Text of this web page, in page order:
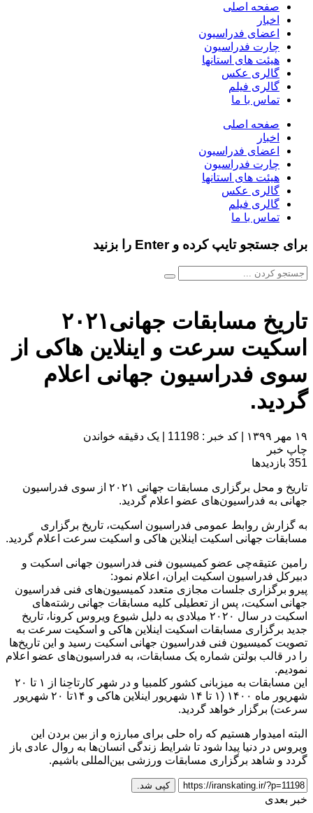
صفحه اصلی
اخبار
اعضای فدراسیون
چارت فدراسیون
هیئت های استانها
گالری عکس
گالری فیلم
تماس با ما
صفحه اصلی
اخبار
اعضای فدراسیون
چارت فدراسیون
هیئت های استانها
گالری عکس
گالری فیلم
تماس با ما
برای جستجو تایپ کرده و Enter را بزنید
تاریخ مسابقات جهانی۲۰۲۱
اسکیت سرعت و اینلاین هاکی از
سوی فدراسیون جهانی اعلام
گردید.
۱۹ مهر ۱۳۹۹ کد خبر : 11198
یک دقیقه خواندن
چاپ خبر
351 بازدیدها
تاریخ و محل برگزاری مسابقات جهانی ۲۰۲۱ از سوی فدراسیون
جهانی به فدراسیون‌های عضو اعلام گردید.
به گزارش روابط عمومی فدراسیون اسکیت، تاریخ برگزاری
مسابقات جهانی اسکیت اینلاین هاکی و اسکیت سرعت اعلام گردید.
رامین عتیقه‌چی عضو کمیسیون فنی فدراسیون جهانی اسکیت و
دبیرکل فدراسیون اسکیت ایران، اعلام نمود:
پیرو برگزاری جلسات مجازی متعدد کمیسیون‌های فنی فدراسیون
جهانی اسکیت، پس از تعطیلی کلیه مسابقات جهانی رشته‌های
اسکیت در سال ۲۰۲۰ میلادی به دلیل شیوع ویروس کرونا، تاریخ
جدید برگزاری مسابقات اسکیت اینلاین هاکی و اسکیت سرعت به
تصویت کمیسیون فنی فدراسیون جهانی اسکیت رسید و این تاریخ‌ها
را در قالب بولتن شماره یک مسابقات، به فدراسیون‌های عضو اعلام
نمودیم.
این مسابقات به میزبانی کشور کلمبیا و در شهر کارتاحِنا از ۱ تا ۲۰
شهریور ماه ۱۴۰۰ (۱ تا ۱۴ شهریور اینلاین هاکی و ۱۴تا ۲۰ شهریور
سرعت) برگزار خواهد گردید.
البته امیدوار هستیم که راه حلی برای مبارزه و از بین بردن این
ویروس در دنیا پیدا شود تا شرایط زندگی انسان‌ها به روال عادی باز
گردد و شاهد برگزاری مسابقات ورزشی بین‌المللی باشیم.
کپی شد.
خبر بعدی